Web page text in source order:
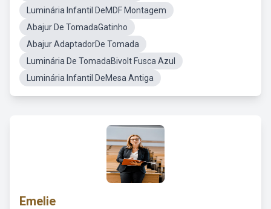
Luminária Infantil DeMDF Montagem
Abajur De TomadaGatinho
Abajur AdaptadorDe Tomada
Luminária De TomadaBivolt Fusca Azul
Luminária Infantil DeMesa Antiga
Emelie